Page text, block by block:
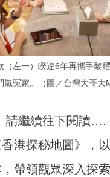
（左一）睽違6年再攜手黎
氣冤家。（圖／台灣大哥大
請繼續往下閱讀….
港探秘地圖》，
帶領觀眾深入探